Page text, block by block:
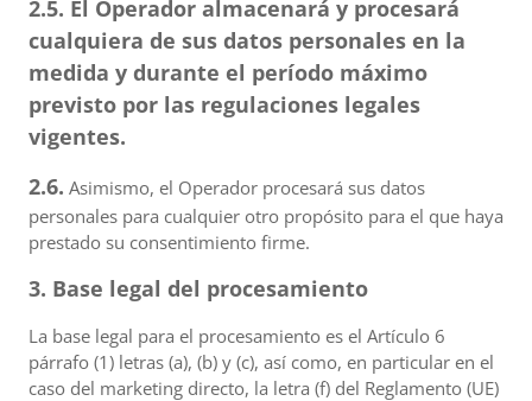
2.5. El Operador almacenará y procesará
cualquiera de sus datos personales en la
medida y durante el período máximo
previsto por las regulaciones legales
vigentes.
2.6. Asimismo, el Operador procesará sus datos
personales para cualquier otro propósito para el que haya
prestado su consentimiento firme.
3. Base legal del procesamiento
La base legal para el procesamiento es el Artículo 6
párrafo (1) letras (a), (b) y (c), así como, en particular en el
caso del marketing directo, la letra (f) del Reglamento (UE)